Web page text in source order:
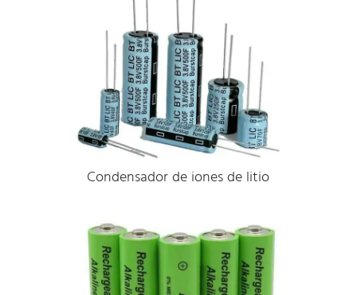
Condensador de iones de litio